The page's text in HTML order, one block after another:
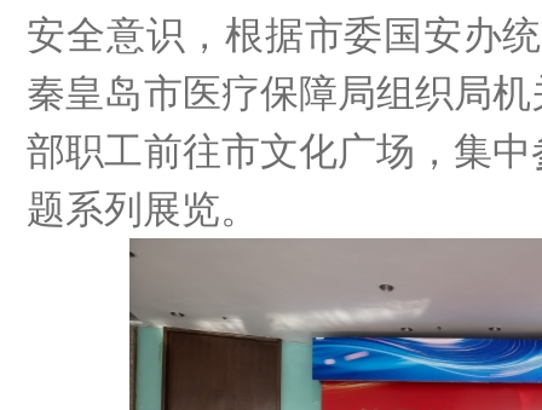
安全意识，根据市委国安办
秦皇岛市医疗保障局组织局
部职工前往市文化广场，集
题系列展览。